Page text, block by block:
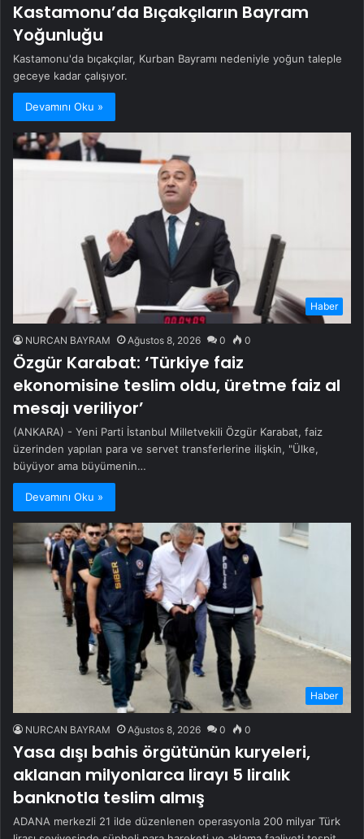
Kastamonu’da Bıçakçıların Bayram
Yoğunluğu
Kastamonu'da bıçakçılar, Kurban Bayramı nedeniyle yoğun taleple
geceye kadar çalışıyor.
Devamını Oku »
Haber
NURCAN BAYRAM Ağustos 8, 2026 0 0
Özgür Karabat: ‘Türkiye faiz
ekonomisine teslim oldu, üretme faiz al
mesajı veriliyor’
(ANKARA) - Yeni Parti İstanbul Milletvekili Özgür Karabat, faiz
üzerinden yapılan para ve servet transferlerine ilişkin, "Ülke,
büyüyor ama büyümenin…
Devamını Oku »
Haber
NURCAN BAYRAM Ağustos 8, 2026 0 0
Yasa dışı bahis örgütünün kuryeleri,
aklanan milyonlarca lirayı 5 liralık
banknotla teslim almış
ADANA merkezli 21 ilde düzenlenen operasyonla 200 milyar Türk